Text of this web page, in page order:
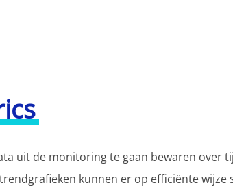
uit de monitoring te gaan bewaren over
kunnen er op efficiënte wijze